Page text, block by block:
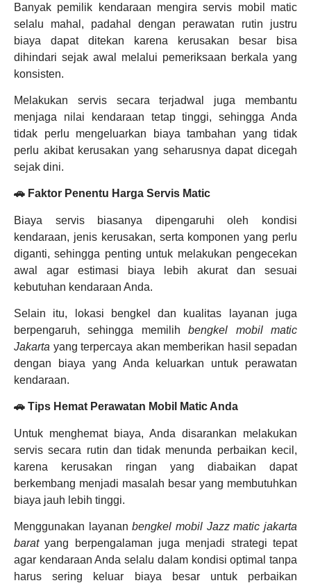
Banyak pemilik kendaraan mengira servis mobil matic
selalu mahal, padahal dengan perawatan rutin justru
biaya dapat ditekan karena kerusakan besar bisa
dihindari sejak awal melalui pemeriksaan berkala yang
konsisten.
Melakukan servis secara terjadwal juga membantu
menjaga nilai kendaraan tetap tinggi, sehingga Anda
tidak perlu mengeluarkan biaya tambahan yang tidak
perlu akibat kerusakan yang seharusnya dapat dicegah
sejak dini.
🚗 Faktor Penentu Harga Servis Matic
Biaya servis biasanya dipengaruhi oleh kondisi
kendaraan, jenis kerusakan, serta komponen yang perlu
diganti, sehingga penting untuk melakukan pengecekan
awal agar estimasi biaya lebih akurat dan sesuai
kebutuhan kendaraan Anda.
Selain itu, lokasi bengkel dan kualitas layanan juga
berpengaruh, sehingga memilihbengkel mobil matic
Jakarta yang terpercaya akan memberikan hasil sepadan
dengan biaya yang Anda keluarkan untuk perawatan
kendaraan.
🚗 Tips Hemat Perawatan Mobil Matic Anda
Untuk menghemat biaya, Anda disarankan melakukan
servis secara rutin dan tidak menunda perbaikan kecil,
karena kerusakan ringan yang diabaikan dapat
berkembang menjadi masalah besar yang membutuhkan
biaya jauh lebih tinggi.
Menggunakan layananbengkel mobil Jazz matic jakarta
baratyang berpengalaman juga menjadi strategi tepat
agar kendaraan Anda selalu dalam kondisi optimal tanpa
harus sering keluar biaya besar untuk perbaikan